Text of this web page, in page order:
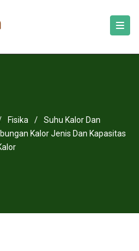
Fisika /
Suhu Kalor Dan
Kalor Jenis Dan Kapasitas